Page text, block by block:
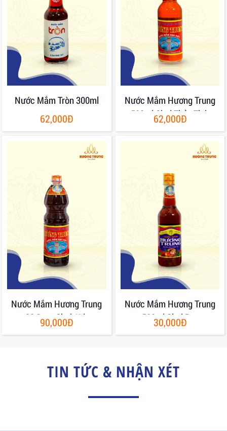
Nước Mắm Tròn 300ml
62,000Đ
Nước Mắm Hương Trung
500ml Chai Thủy Tinh
62,000Đ
Nước Mắm Hương Trung
30 Đạm Chai 1Lit
90,000Đ
Nước Mắm Hương Trung
500ml Chai Pet
30,000Đ
TIN TỨC & NHẬN XÉT